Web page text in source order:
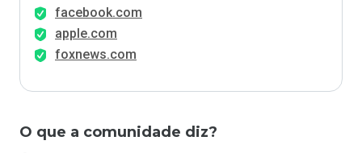
facebook.com
apple.com
foxnews.com
O que a comunidade diz?